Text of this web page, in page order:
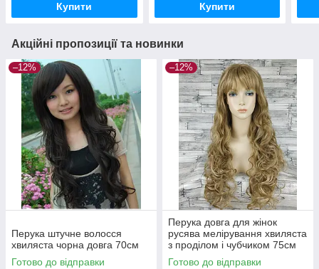
Купити Купити
Акційні пропозиції та новинки
–12%
Перука штучне волосся
хвиляста чорна довга 70см
Готово до відправки
–12%
Перука довга для жінок
русява мелірування хвиляста
з проділом і чубчиком 75см
33002А-H16-613
Готово до відправки